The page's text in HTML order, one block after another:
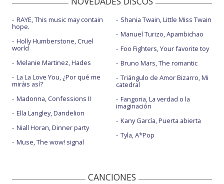
RAYE, This music may contain
hope.
Holly Humberstone, Cruel
world
Melanie Martinez, Hades
La La Love You, ¿Por qué me
miráis así?
Madonna, Confessions II
Ella Langley, Dandelion
Niall Horan, Dinner party
Muse, The wow! signal
Shania Twain, Little Miss Twain
Manuel Turizo, Apambichao
Foo Fighters, Your favorite toy
Bruno Mars, The romantic
Triángulo de Amor Bizarro, Mi
catedral
Fangoria, La verdad o la
imaginación
Kany García, Puerta abierta
Tyla, A*Pop
CANCIONES